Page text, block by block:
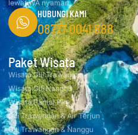
lewat WA nyaman.
HUBUNGI KAMI
08777 0041 888
Paket Wisata
Wisata Gili Trawangan
Wisata Gili Nanggu
Wisata Pantai Pink
Gili Trawangan & Air Terjun
Gili Trawangan & Nanggu